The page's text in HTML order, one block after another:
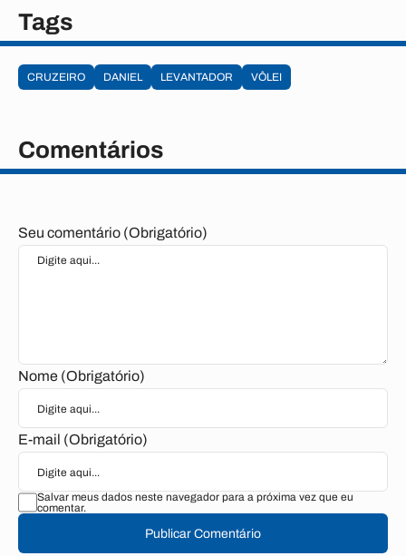
Tags
CRUZEIRO DANIEL LEVANTADOR VÔLEI
Comentários
Seu comentário (Obrigatório)
Nome (Obrigatório)
E-mail (Obrigatório)
Salvar meus dados neste navegador para a próxima vez que eu
comentar.
Publicar Comentário